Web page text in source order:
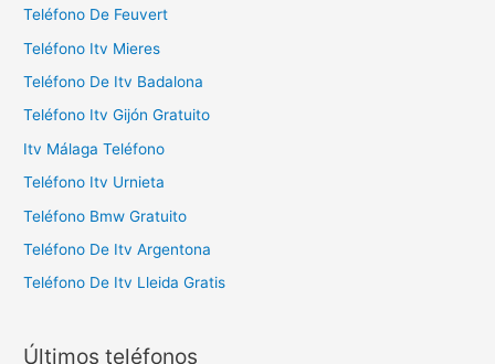
Teléfono De Feuvert
Teléfono Itv Mieres
Teléfono De Itv Badalona
Teléfono Itv Gijón Gratuito
Itv Málaga Teléfono
Teléfono Itv Urnieta
Teléfono Bmw Gratuito
Teléfono De Itv Argentona
Teléfono De Itv Lleida Gratis
Últimos teléfonos